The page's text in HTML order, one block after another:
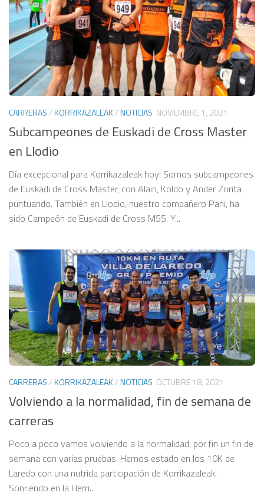
CARRERAS/KORRIKAZALEAK/NOTICIAS NOVIEMBRE 1, 2021
Subcampeones de Euskadi de Cross Master
en Llodio
Día excepcional para Korrikazaleak hoy! Somos subcampeones
de Euskadi de Cross Master, con Alain, Koldo y Ander Zorita
puntuando. También en Llodio, nuestro compañero Pani, ha
sido Campeón de Euskadi de Cross M55. Y...
CARRERAS/KORRIKAZALEAK/NOTICIAS OCTUBRE 18, 2021
Volviendo a la normalidad, fin de semana de
carreras
Poco a poco vamos volviendo a la normalidad, por fin un fin de
semana con varias pruebas. Hemos estado en los 10K de
Laredo con una nutrida participación de Korrikazaleak.
Sonriendo en la Herri...